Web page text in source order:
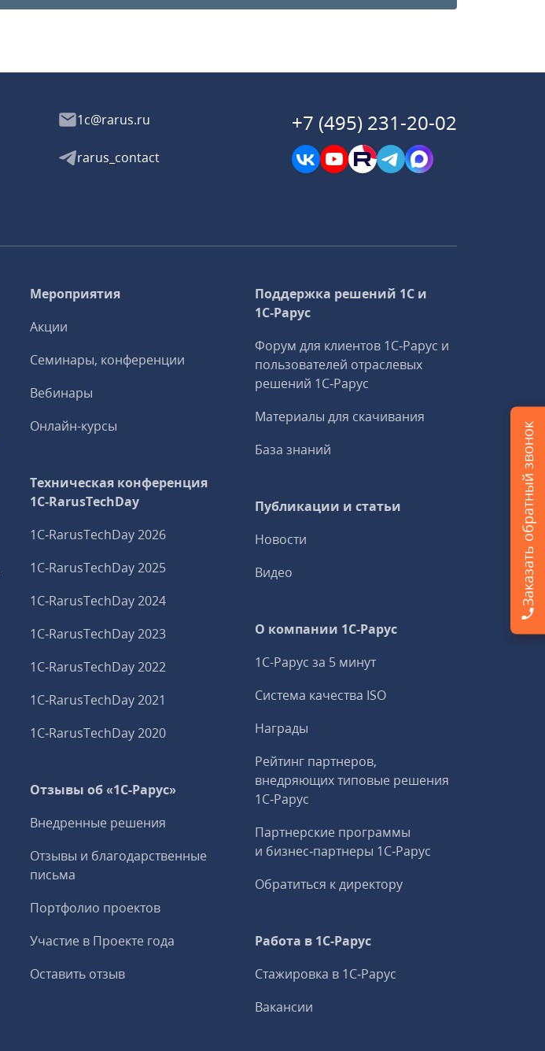
1c@rarus.ru
rarus_contact
+7 (495) 231-20-02
Мероприятия
Акции
Семинары, конференции
Вебинары
Онлайн-курсы
Техническая конференция
1C‑RarusTechDay
1C‑RarusTechDay 2026
1C‑RarusTechDay 2025
1C‑RarusTechDay 2024
1C‑RarusTechDay 2023
1C‑RarusTechDay 2022
1C‑RarusTechDay 2021
1C‑RarusTechDay 2020
Отзывы об «1С-Рарус»
Внедренные решения
Отзывы и благодарственные
письма
Портфолио проектов
Участие в Проекте года
Оставить отзыв
Поддержка решений 1С и
1С‑Рарус
Форум для клиентов 1С‑Рарус и
пользователей отраслевых
решений 1С‑Рарус
Материалы для скачивания
База знаний
Публикации и статьи
Новости
Видео
О компании 1C-Рарус
1С-Рарус за 5 минут
Система качества ISO
Награды
Рейтинг партнеров,
внедряющих типовые решения
1С‑Рарус
Партнерские программы
и бизнес‑партнеры 1С‑Рарус
Обратиться к директору
Работа в 1С‑Рарус
Стажировка в 1С‑Рарус
Вакансии
Заказать обратный звонок